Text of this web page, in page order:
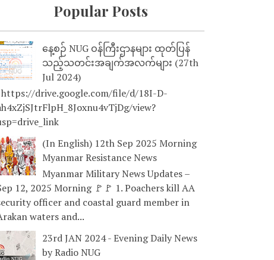
Popular Posts
နေ့စဉ် NUG ဝန်ကြီးဌာနများ ထုတ်ပြန်
သည့်သတင်းအချက်အလက်များ (27th
Jul 2024)
https://drive.google.com/file/d/18I-D-
view?
(In English) 12th Sep 2025 Morning
Myanmar Resistance News
Myanmar Military News Updates –
12, 2025 Morning 🚩🚩 1. Poachers kill AA
officer and coastal guard member in
waters and...
23rd JAN 2024 - Evening Daily News
by Radio NUG